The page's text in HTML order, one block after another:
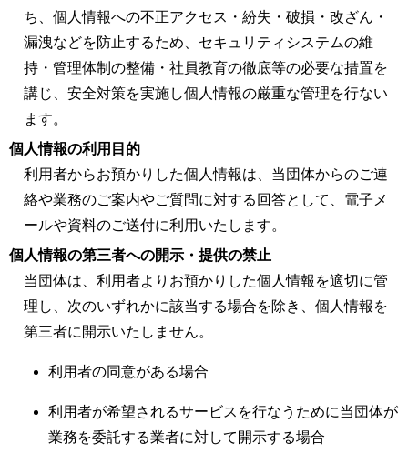
ち、個人情報への不正アクセス・紛失・破損・改ざん・
漏洩などを防止するため、セキュリティシステムの維
持・管理体制の整備・社員教育の徹底等の必要な措置を
講じ、安全対策を実施し個人情報の厳重な管理を行ない
ます。
個人情報の利用目的
利用者からお預かりした個人情報は、当団体からのご連
絡や業務のご案内やご質問に対する回答として、電子メ
ールや資料のご送付に利用いたします。
個人情報の第三者への開示・提供の禁止
当団体は、利用者よりお預かりした個人情報を適切に管
理し、次のいずれかに該当する場合を除き、個人情報を
第三者に開示いたしません。
利用者の同意がある場合
利用者が希望されるサービスを行なうために当団体が
業務を委託する業者に対して開示する場合